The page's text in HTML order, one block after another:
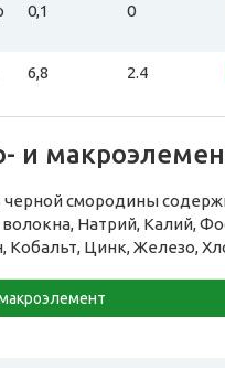
0,1 0
6,8 2.4
и
черной смородины
Натрий, Калий,
Кобальт, Цинк, Железо,